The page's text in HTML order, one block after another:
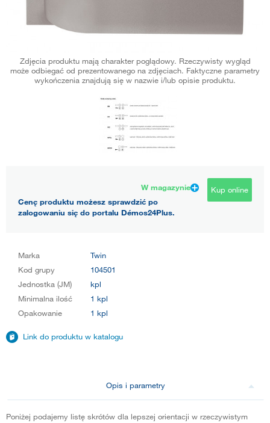
Zdjęcia produktu mają charakter poglądowy. Rzeczywisty wygląd
może odbiegać od prezentowanego na zdjęciach. Faktyczne parametry
wykończenia znajdują się w nazwie i/lub opisie produktu.
W magazynie
Cenę produktu możesz sprawdzić po
zalogowaniu się do portalu Démos24Plus.
Kup online
Marka
Twin
Kod grupy
104501
Jednostka (JM)
kpl
Minimalna ilość
1 kpl
Opakowanie
1 kpl
Link do produktu w katalogu
Opis i parametry
Poniżej podajemy listę skrótów dla lepszej orientacji w rzeczywistym